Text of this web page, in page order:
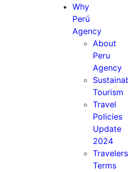
Why
Perú
Agency
About
Peru
Agency
Tourism
Travel
Policies
Update
2024
Travelers
Terms